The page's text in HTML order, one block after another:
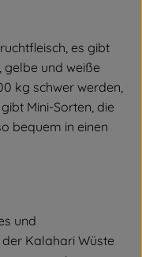
es gibt
und weiße
kg schwer werden,
Mini-Sorten, die
bequem in einen
und
Kalahari Wüste